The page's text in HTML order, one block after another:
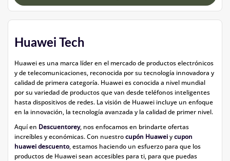
Huawei Tech
Huawei es una marca líder en el mercado de productos electrónicos
y de telecomunicaciones, reconocida por su tecnología innovadora y
calidad de primera categoría. Huawei es conocida a nivel mundial
por su variedad de productos que van desde teléfonos inteligentes
hasta dispositivos de redes. La visión de Huawei incluye un enfoque
en la innovación, la tecnología avanzada y la calidad de primer nivel.
Aquí en Descuentorey, nos enfocamos en brindarte ofertas
increíbles y económicas. Con nuestrocupón Huaweiycupon
huawei descuento, estamos haciendo un esfuerzo para que los
productos de Huawei sean accesibles para ti, para que puedas